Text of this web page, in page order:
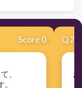
Score 0
、
Q2